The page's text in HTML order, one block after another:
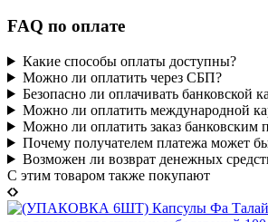
FAQ по оплате
Какие способы оплаты доступны?
Можно ли оплатить через СБП?
Безопасно ли оплачивать банковской
Можно ли оплатить международной
Можно ли оплатить заказ банковским
Почему получателем платежа может
Возможен ли возврат денежных
C этим товаром также покупают